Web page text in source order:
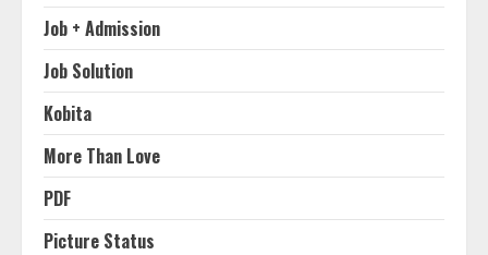
Job + Admission
Job Solution
Kobita
More Than Love
PDF
Picture Status